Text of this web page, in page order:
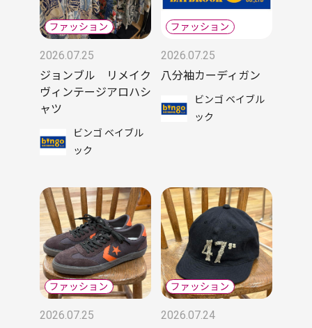
2026.07.25
ジョンブル リメイク
ヴィンテージアロハシ
ャツ
ビンゴ ベイブル
ック
2026.07.25
八分袖カーディガン
ビンゴ ベイブル
ック
2026.07.25
2026.07.24